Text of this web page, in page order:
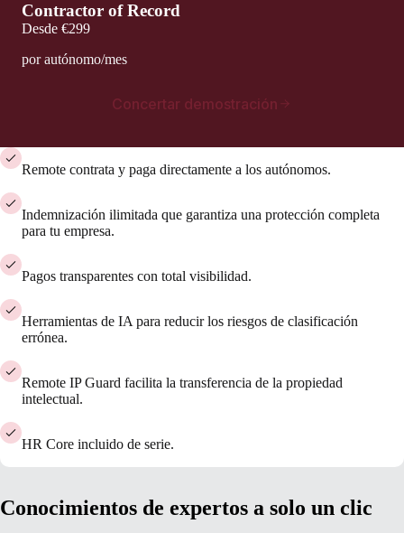
Contractor of Record
Desde €299
por autónomo/mes
Concertar demostración
Remote contrata y paga directamente a los autónomos.
Indemnización ilimitada que garantiza una protección completa
para tu empresa.
Pagos transparentes con total visibilidad.
Herramientas de IA para reducir los riesgos de clasificación
errónea.
Remote IP Guard facilita la transferencia de la propiedad
intelectual.
HR Core incluido de serie.
Conocimientos de expertos a solo un clic